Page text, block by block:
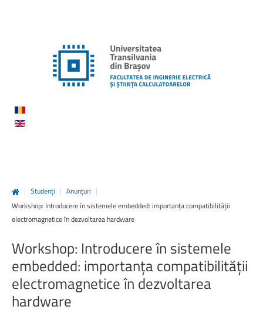
| Studenți | Anunțuri |
Workshop: Introducere în sistemele embedded: importanța compatibilității
electromagnetice în dezvoltarea hardware
Workshop: Introducereîn sistemele
embedded: importanța compatibilității
electromagneticeîn dezvoltarea
hardware